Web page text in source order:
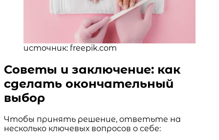
источник: freepik.com
Советы и заключение: как
сделать окончательный
выбор
Чтобы принять решение, ответьте на
несколько ключевых вопросов о себе: